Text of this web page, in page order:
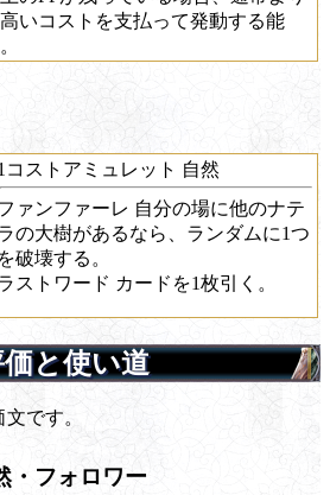
高いコストを支払って発動する能
コストアミュレット 自然
ァンファーレ 自分の場に他のナテ
の大樹があるなら、ランダムに1つ
を破壊する。
ストワード カードを1枚引く。
と使い道
です。
・フォロワー